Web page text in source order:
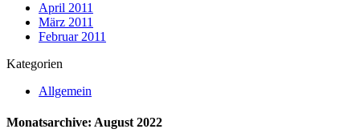
April 2011
März 2011
Februar 2011
Kategorien
Allgemein
Monatsarchive: August 2022